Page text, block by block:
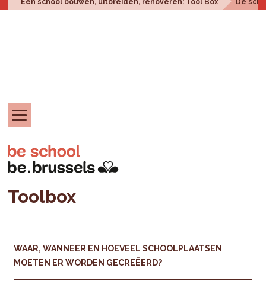
Een school bouwen, uitbreiden, renoveren: Tool Box De
Toolbox
WAAR, WANNEER EN HOEVEEL SCHOOLPLAATSEN
MOETEN ER WORDEN GECREËERD?